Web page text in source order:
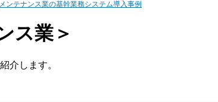
メンテナンス業の基幹業務システム導入事例
ス業＞
介します。